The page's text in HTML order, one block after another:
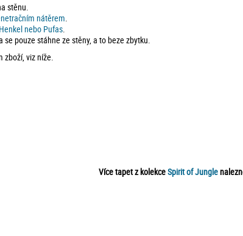
stěnu.
nátěrem
nebo Pufas
pouze stáhne ze stěny, a to beze zbytku.
viz níže.
Více tapet z kolekceSpirit of Jungle